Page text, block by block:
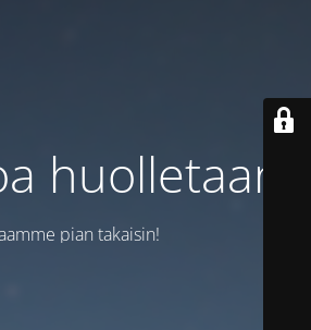
huolletaan
pian takaisin!